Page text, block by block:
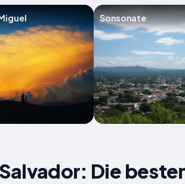
Sonsonate
Die